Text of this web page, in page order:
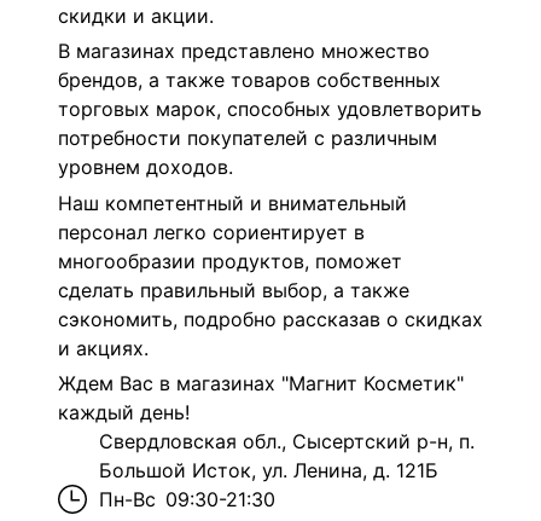
скидки и акции.
В магазинах представлено множество
брендов, а также товаров собственных
торговых марок, способных удовлетворить
потребности покупателей с различным
уровнем доходов.
Наш компетентный и внимательный
персонал легко сориентирует в
многообразии продуктов, поможет
сделать правильный выбор, а также
сэкономить, подробно рассказав о скидках
и акциях.
Ждем Вас в магазинах "Магнит Косметик"
каждый день!
Свердловская обл., Сысертский р-н, п.
Большой Исток, ул. Ленина, д. 121Б
Пн-Вс 09:30-21:30